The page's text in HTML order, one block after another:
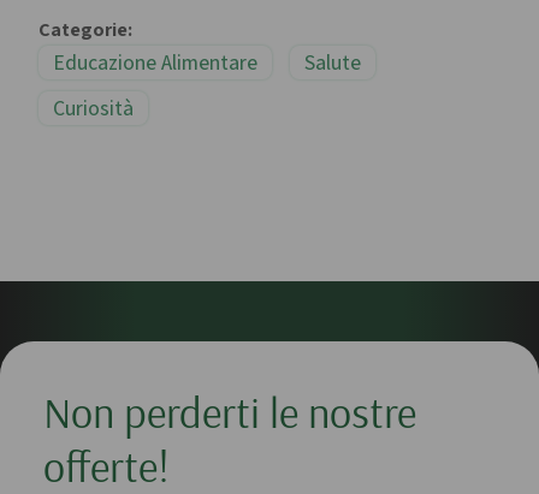
Categorie:
Educazione Alimentare
Salute
Curiosità
Non perderti le nostre
offerte!